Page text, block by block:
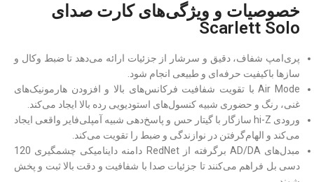
خصوصیات و ویژگی‌های کارت صدای
Scarlett Solo
پری‌امپ شفاف، دقیق و سرشار از جزئیات ارائه می‌دهد تا ضبط وکال و
سازها باکیفیت حرفه‌ای و طبیعی انجام شود.
Air Mode با تقویت شفافیت فرکانس‌های بالا و افزودن هارمونیک‌های
غنی، رنگ و حضوری شبیه کنسول‌های استودیویی رده بالا ایجاد می‌کند.
ورودی hi-Z سازگار با گیتار حس و پاسخ‌دهی شبیه آمپلی‌فایر واقعی ایجاد
می‌کند و الهام‌گرفتن در نوازندگی و ضبط را تقویت می‌کند.
مبدل‌های AD/DA برگرفته از RedNet دامنه داینامیکی چشمگیری 120
دسی بل فراهم می‌کنند تا جزئیات صدا با شفافیت و دقت بالا ثبت و پخش